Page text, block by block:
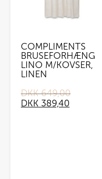
COMPLIMENTS
BRUSEFORHÆNG
LINO M/KOVSER,
LINEN
DKK649,00
Original
price
DKK 389,40
Current
price